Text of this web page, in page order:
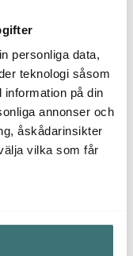
personliga data,
teknologi såsom
på din
annonser och
åskådarinsikter
vilka som får
plats som
flera meter
Pl Alphabet
N